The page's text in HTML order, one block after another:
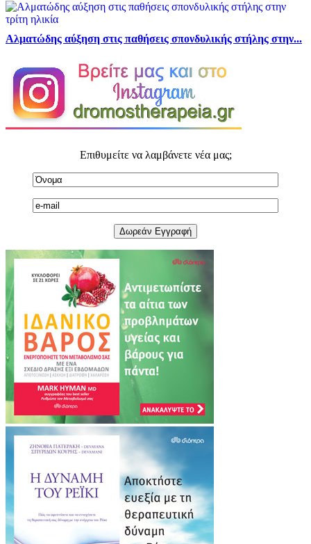
Αλματώδης αύξηση στις παθήσεις σπονδυλικής στήλης στην...
Επιθυμείτε να λαμβάνετε νέα μας;